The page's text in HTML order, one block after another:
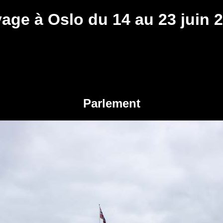
à Oslo du 14 au 23 juin
Parlement